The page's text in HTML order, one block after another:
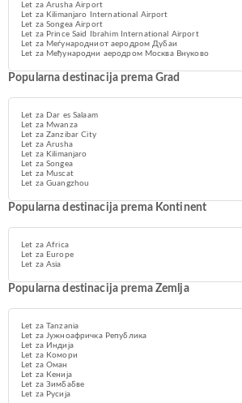
Let za Arusha Airport
Let za Kilimanjaro International Airport
Let za Songea Airport
Let za Prince Said Ibrahim International Airport
Let za Меѓународниот аеродром Дубаи
Let za Међународни аеродром Москва Внуково
Popularna destinacija prema Grad
Let za Dar es Salaam
Let za Mwanza
Let za Zanzibar City
Let za Arusha
Let za Kilimanjaro
Let za Songea
Let za Muscat
Let za Guangzhou
Popularna destinacija prema Kontinent
Let za Africa
Let za Europe
Let za Asia
Popularna destinacija prema Zemlja
Let za Tanzania
Let za Јужноафричка Република
Let za Индија
Let za Комори
Let za Оман
Let za Кенија
Let za Зимбабве
Let za Русија